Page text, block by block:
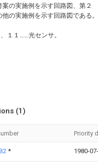
の実施例を示す回路図、第２
他の実施例を示す回路図である
１１……光センサ。
(1)
Priority
* 1980-